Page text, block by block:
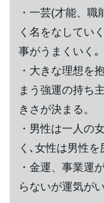
・一芸(才能、職
く名をなしてい
事がうまくいく｡
・大きな理想を
まう強運の持ち
きさが決まる。
・男性は一人の
く､女性は男性
・金運、事業運
らないが運気が